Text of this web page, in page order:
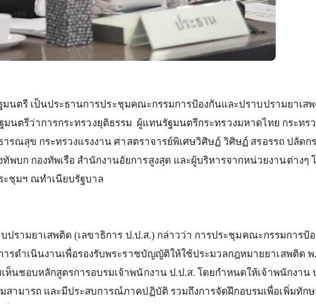
มนตรี เป็นประธานการประชุมคณะกรรมการป้องกันและปราบปรามยาเส
มนตรีว่าการกระทรวงยุติธรรม ผู้แทนรัฐมนตรีกระทรวงมหาดไทย กระทร
ารณสุข กระทรวงแรงงาน ศาสตราจารย์พิเศษวิศิษฏ์ วิศิษฏ์ สรอรรถ ปลัดก
ทัพบก กองทัพเรือ สำนักงานอัยการสูงสุด และผู้บริหารจากหน่วยงานต่างๆ
ะชุมฯ ณทำเนียบรัฐบาล
ปรามยาเสพติด (เลขาธิการ ป.ป.ส.) กล่าวว่า การประชุมคณะกรรมการป้
รดำเนินงานเพื่อรองรับพระราชบัญญัติให้ใช้ประมวลกฎหมายยาเสพติด พ.
ห็นชอบหลักสูตรการอบรมเจ้าพนักงาน ป.ป.ส.โดยกำหนดให้เจ้าพนักงาน
สามารถ และมีประสบการณ์ภาคปฏิบัติ รวมถึงการจัดฝึกอบรมเพื่อเพิ่มทัก